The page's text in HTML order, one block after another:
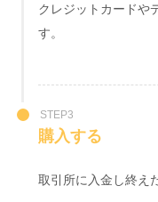
クレジットカードや
す。
STEP3
購入する
取引所に入金し終え